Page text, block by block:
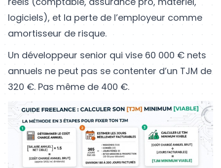
logiciels), et la perte de l’employeur comme
amortisseur de risque.
Un développeur senior qui vise 60 000 € nets
annuels ne peut pas se contenter d’un TJM de
320 €. Pas même de 400 €.